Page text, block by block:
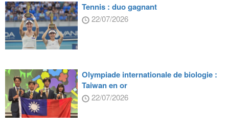
Tennis : duo gagnant
22/07/2026
Olympiade internationale de biologie :
Taiwan en or
22/07/2026